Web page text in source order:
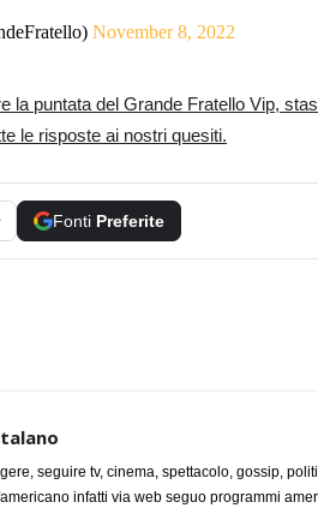
November 8, 2022
la puntata del Grande Fratello Vip,
le risposte ai nostri quesiti.
Fonti Preferite
seguire tv, cinema, spettacolo, gossip,
infatti via web seguo programmi